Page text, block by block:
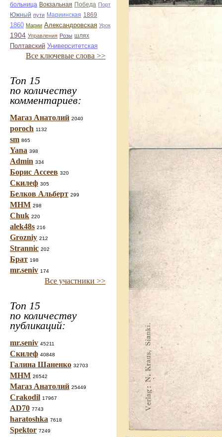
больница Вокзальная Победа Порт
Южный пути Мариинская 1869
1860 Марии Александровская Урок
1904 Управления Розы шлях
Полтавский Университетская
Все ключевые слова >>
Топ 15
по количеству
комментариев:
Магаз Анатолий 2040
poroch 1132
sm 865
Yana 398
Admin 334
Борис Ассеев 320
Скилеф 305
Белков Альберт 299
МНМ 298
Chuk 220
alek48s 216
Grozniy 212
Strannic 202
Брат 198
mr.seniv 174
Все участники >>
Топ 15
по количеству
публикаций:
mr.seniv 45211
Скилеф 40848
Галина Шаненко 32703
МНМ 26542
Магаз Анатолий 25449
Crakodil 17967
AD70 7743
haratoshka 7618
Spektor 7249